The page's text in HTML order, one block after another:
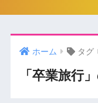
ホーム タグ
「卒業旅行